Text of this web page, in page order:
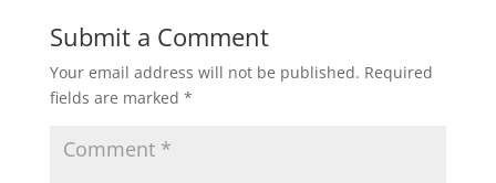
Submit a Comment
Your email address will not be published. Required
fields are marked *